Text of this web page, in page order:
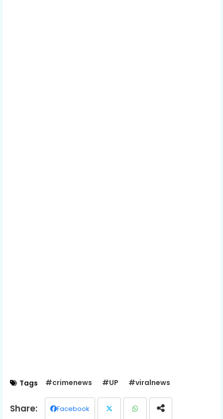
Tags #crimenews #UP #viralnews
Facebook